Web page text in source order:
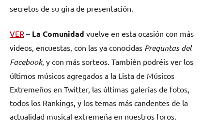
secretos de su gira de presentación.
VER – La Comunidad vuelve en esta ocasión con más
videos, encuestas, con las ya conocidas Preguntas del
Facebook, y con más sorteos. También podréis ver los
últimos músicos agregados a la Lista de Músicos
Extremeños en Twitter, las últimas galerías de fotos,
todos los Rankings, y los temas más candentes de la
actualidad musical extremeña en nuestros foros.